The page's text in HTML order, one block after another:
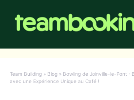
contenu
Team Building » Blog » Bowling de Joinville-le-Pont :
avec une Expérience Unique au Café !